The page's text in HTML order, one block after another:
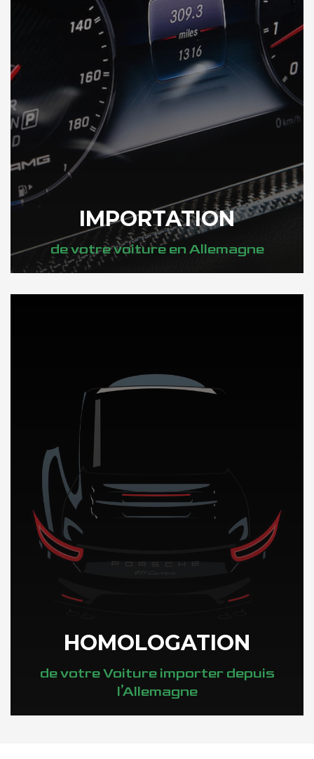
IMPORTATION
de votre voiture en Allemagne
DÉCOUVREZ NOTRE IMPORTATION AUTO ALLEMAGNE
HOMOLOGATION
de votre Voiture importer depuis
l’Allemagne